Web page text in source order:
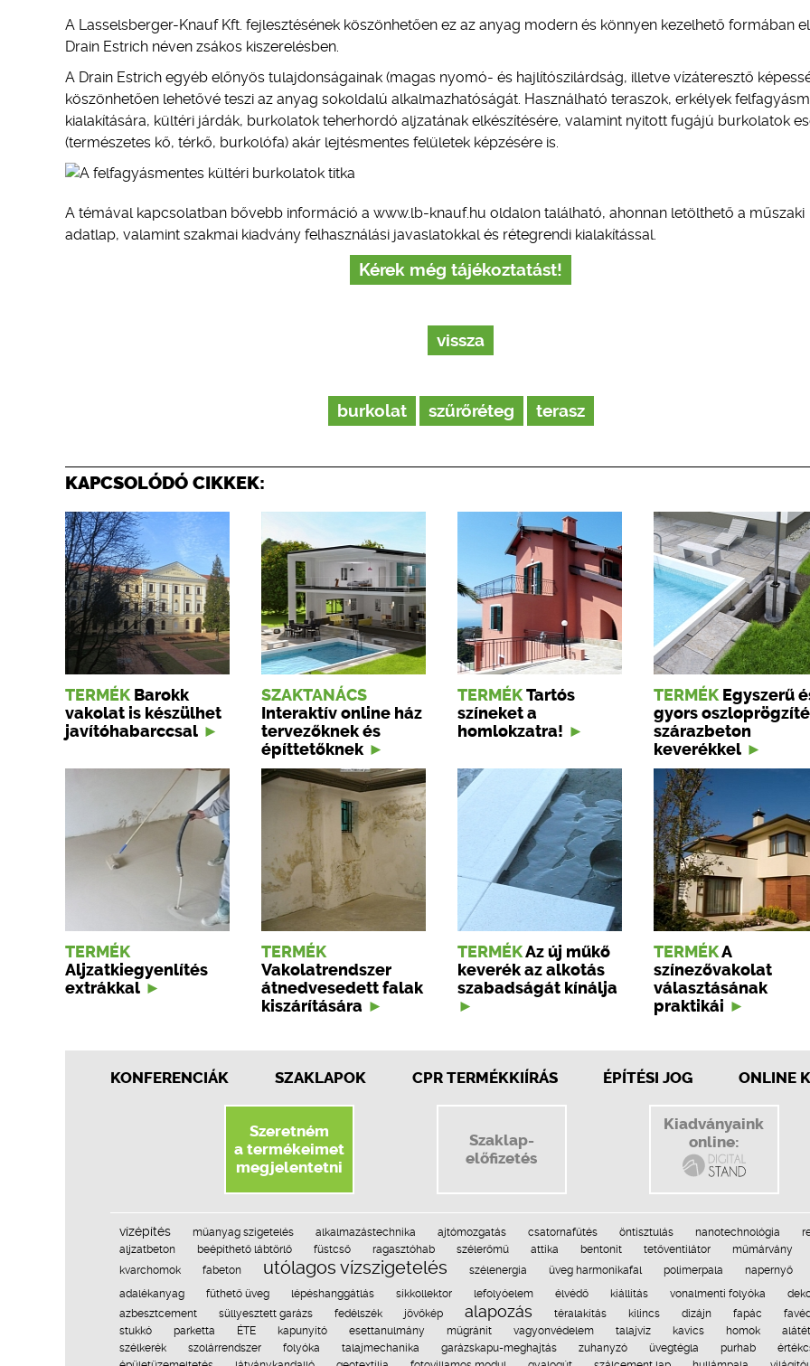
A Lasselsberger-Knauf Kft. fejlesztésének köszönhetően ez az anyag modern és könnyen kezelhető formában
Drain Estrich néven zsákos kiszerelésben.
A Drain Estrich egyéb előnyös tulajdonságainak (magas nyomó- és hajlítószilárdság, illetve vízáteresztő
köszönhetően lehetővé teszi az anyag sokoldalú alkalmazhatóságát. Használható teraszok, erkélyek
kialakítására, kültéri járdák, burkolatok teherhordó aljzatának elkészítésére, valamint nyitott fugájú burkolatok
(természetes kő, térkő, burkolófa) akár lejtésmentes felületek képzésére is.
A témával kapcsolatban bővebb információ a www.lb-knauf.hu oldalon található, ahonnan letölthető a műszaki
adatlap, valamint szakmai kiadvány felhasználási javaslatokkal és rétegrendi kialakítással.
Kérek még tájékoztatást!
vissza
burkolat szűrőréteg terasz
KAPCSOLÓDÓ CIKKEK:
TERMÉK Barokk
vakolat is készülhet
javítóhabarccsal
SZAKTANÁCS
Interaktív online ház
tervezőknek és
építtetőknek
TERMÉK Tartós
színeket a
homlokzatra!
TERMÉK Egyszerű
gyors
szárazbeton
keverékkel
TERMÉK
Aljzatkiegyenlítés
extrákkal
TERMÉK
Vakolatrendszer
átnedvesedett falak
kiszárítására
TERMÉKAz új műkő
keverék az alkotás
szabadságát kínálja
TERMÉKA
színezővakolat
választásának
praktikái
KONFERENCIÁK SZAKLAPOK CPR TERMÉKKIÍRÁS ÉPÍTÉSI JOG ONLINE
Szeretném
a termékeimet
megjelentetni
Szaklap-
előfizetés
Kiadványaink
online:
vízépítés műanyag szigetelés alkalmazástechnika ajtómozgatás csatornafűtés öntisztulás nanotechnológia
aljzatbeton
beépíthető lábtörlő füstcső ragasztóhab szélerőmű attika bentonit tetőventilátor műmárvány
kvarchomok
fabeton utólagos vízszigetelés szélenergia üveg harmonikafal polimerpala napernyő
adalékanyag
fűthető üveg lépéshanggátlás síkkollektor lefolyóelem élvédő kiállítás vonalmenti folyóka
azbesztcement süllyesztett garázs fedélszék jövőkép alapozás téralakítás kilincs dizájn fapác
stukkó
parketta ÉTE kapunyitó esettanulmány műgránit vagyonvédelem talajvíz kavics homok
szélkerék
szolárrendszer folyóka talajmechanika garázskapu-meghajtás zuhanyzó üvegtégla purhab